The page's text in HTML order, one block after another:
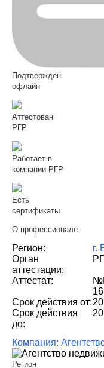
Подтверждён
офлайн
Аттестован
РГР
Работает в
компании РГР
Есть
сертификаты
О профессионале
Регион:
г.
Орган
аттестации:
Аттестат:
Срок действия от:
Срок действия
до:
Компания:
Регион